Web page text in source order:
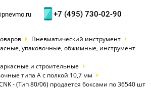
+7 (495) 730-02-90
Пневматический инструмент
упаковочные, обжимные, инструмент
и строительные
типа А с полкой 10,7 мм
- (Тип 80/06) продается боксами по 36540 шт